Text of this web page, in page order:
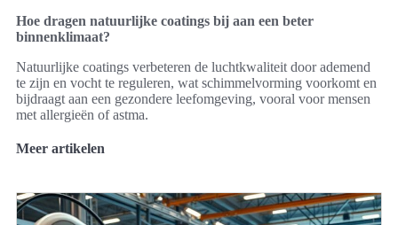
Hoe dragen natuurlijke coatings bij aan een beter
binnenklimaat?
Natuurlijke coatings verbeteren de luchtkwaliteit door ademend
te zijn en vocht te reguleren, wat schimmelvorming voorkomt en
bijdraagt aan een gezondere leefomgeving, vooral voor mensen
met allergieën of astma.
Meer artikelen